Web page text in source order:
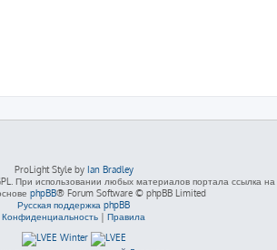
ProLight Style by Ian Bradley
При использовании любых материалов портала ссылка на
phpBB® Forum Software © phpBB Limited
Русская поддержка phpBB
Конфиденциальность | Правила